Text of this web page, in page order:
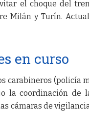
el choque del
Milán y Turín.
en curso
carabineros (policía
la coordinación de
cámaras de